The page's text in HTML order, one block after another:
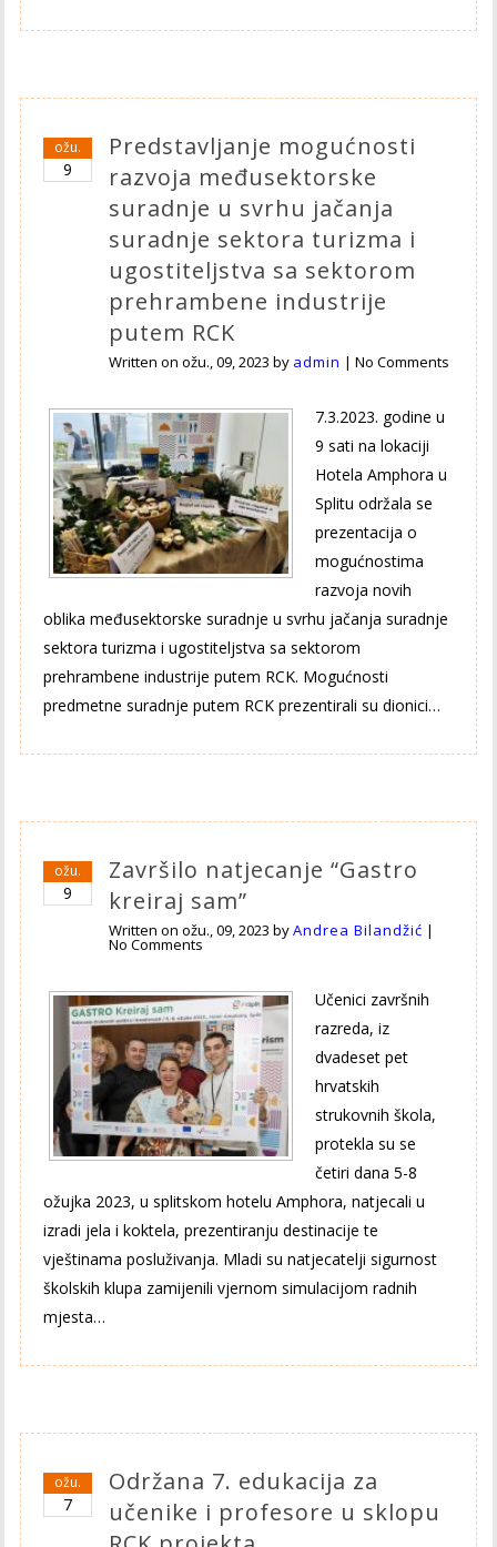
ožu.
9
Predstavljanje mogućnosti
razvoja međusektorske
suradnje u svrhu jačanja
suradnje sektora turizma i
ugostiteljstva sa sektorom
prehrambene industrije
putem RCK
Written onožu., 09, 2023 by admin |No Comments
7.3.2023. godine u
9 sati na lokaciji
Hotela Amphora u
Splitu održala se
prezentacija o
mogućnostima
razvoja novih
oblika međusektorske suradnje u svrhu jačanja suradnje
sektora turizma i ugostiteljstva sa sektorom
prehrambene industrije putem RCK. Mogućnosti
predmetne suradnje putem RCK prezentirali su dionici…
ožu.
9
Završilo natjecanje “Gastro
kreiraj sam”
Written onožu., 09, 2023 byAndrea Bilandžić |
No Comments
Učenici završnih
razreda, iz
dvadeset pet
hrvatskih
strukovnih škola,
protekla su se
četiri dana 5-8
ožujka 2023, u splitskom hotelu Amphora, natjecali u
izradi jela i koktela, prezentiranju destinacije te
vještinama posluživanja. Mladi su natjecatelji sigurnost
školskih klupa zamijenili vjernom simulacijom radnih
mjesta…
ožu.
7
Održana 7. edukacija za
učenike i profesore u sklopu